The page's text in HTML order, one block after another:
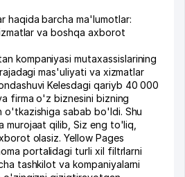
haqida barcha ma'lumotlar:
va boshqa axborot
kompaniyasi mutaxassislarining
mas'uliyati va xizmatlar
Kelesdagi qariyb 40 000
firma o'z biznesini bizning
sabab bo'ldi. Shu
murojaat qilib, Siz eng to'liq,
olasiz. Yellow Pages
portalidagi turli xil filtrlarni
tashkilot va kompaniyalarni